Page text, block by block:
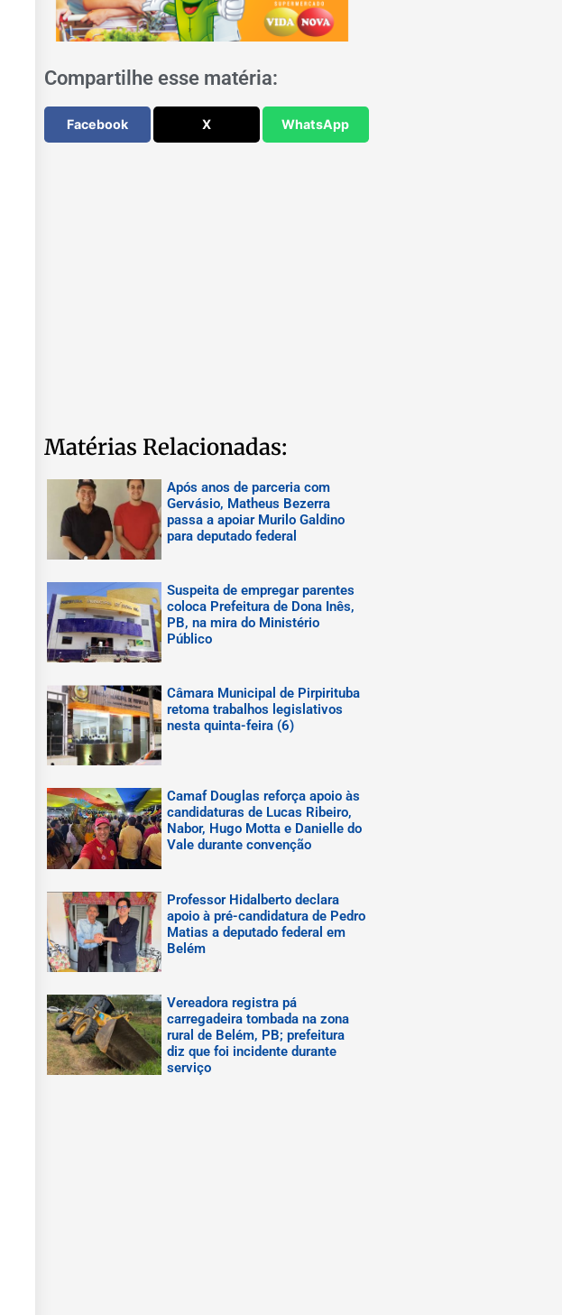
Compartilhe esse matéria:
Facebook X WhatsApp
Matérias Relacionadas:
Após anos de parceria com
Gervásio, Matheus Bezerra
passa a apoiar Murilo Galdino
para deputado federal
Suspeita de empregar parentes
coloca Prefeitura de Dona Inês,
PB, na mira do Ministério
Público
Câmara Municipal de Pirpirituba
retoma trabalhos legislativos
nesta quinta-feira (6)
Camaf Douglas reforça apoio às
candidaturas de Lucas Ribeiro,
Nabor, Hugo Motta e Danielle do
Vale durante convenção
Professor Hidalberto declara
apoio à pré-candidatura de Pedro
Matias a deputado federal em
Belém
Vereadora registra pá
carregadeira tombada na zona
rural de Belém, PB; prefeitura
diz que foi incidente durante
serviço